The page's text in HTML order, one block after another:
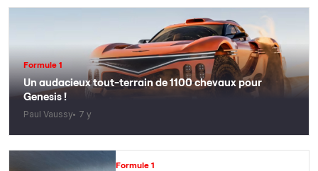
Formule 1
Un audacieux tout-terrain de 1100 chevaux pour
Genesis !
Paul Vaussy 7 y
Formule 1